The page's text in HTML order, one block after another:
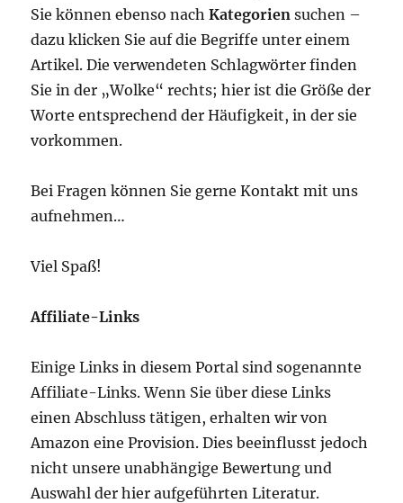
Sie können ebenso nachKategorien suchen –
dazu klicken Sie auf die Begriffe unter einem
Artikel. Die verwendeten Schlagwörter finden
Sie in der „Wolke“ rechts; hier ist die Größe der
Worte entsprechend der Häufigkeit, in der sie
vorkommen.
Bei Fragen können Sie gerne Kontakt mit uns
aufnehmen…
Viel Spaß!
Affiliate-Links
Einige Links in diesem Portal sind sogenannte
Affiliate-Links. Wenn Sie über diese Links
einen Abschluss tätigen, erhalten wir von
Amazon eine Provision. Dies beeinflusst jedoch
nicht unsere unabhängige Bewertung und
Auswahl der hier aufgeführten Literatur.